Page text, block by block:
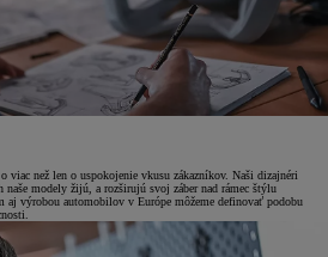
viac než len o uspokojenie vkusu zákazníkov. Naši dizajnéri
modely žijú, a rozširujú svoj záber nad rámec štýlu
aj výrobou automobilov v Európe môžeme definovať podobu